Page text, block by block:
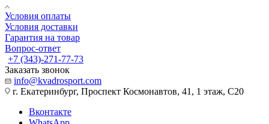
Условия оплаты
Условия доставки
Гарантия на товар
Вопрос-ответ
+7 (343)-271-77-73
Заказать звонок
info@kvadrosport.com
г. Екатеринбург, Проспект Космонавтов, 41, 1 этаж, С20
Вконтакте